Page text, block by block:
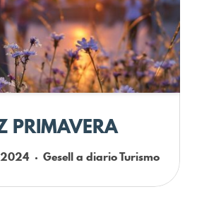
PRIMAVERA
Gesell a diarioTurismo